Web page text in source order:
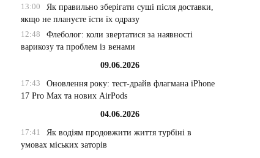
13:00
Як правильно зберігати суші після доставки,
якщо не плануєте їсти їх одразу
12:48
Флеболог: коли звертатися за наявності
варикозу та проблем із венами
09.06.2026
17:43
Оновлення року: тест-драйв флагмана iPhone
17 Pro Max та нових AirPods
04.06.2026
17:41
Як водіям продовжити життя турбіні в
умовах міських заторів